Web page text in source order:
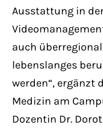
Ausstattung in
auch
lebenslanges
werden“, ergänzt
Medizin am
Dozentin Dr.